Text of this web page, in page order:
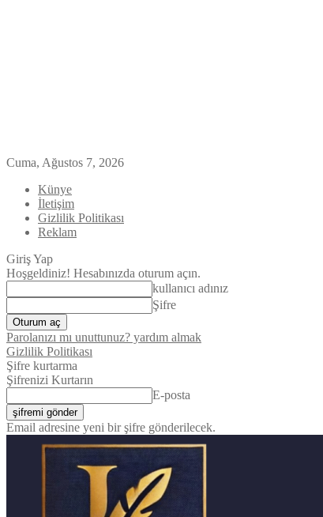
Cuma, Ağustos 7, 2026
Künye
İletişim
Gizlilik Politikası
Reklam
Giriş Yap
Hoşgeldiniz! Hesabınızda oturum açın.
kullanıcı adınız
Şifre
Parolanızı mı unuttunuz? yardım almak
Gizlilik Politikası
Şifre kurtarma
Şifrenizi Kurtarın
E-posta
Email adresine yeni bir şifre gönderilecek.